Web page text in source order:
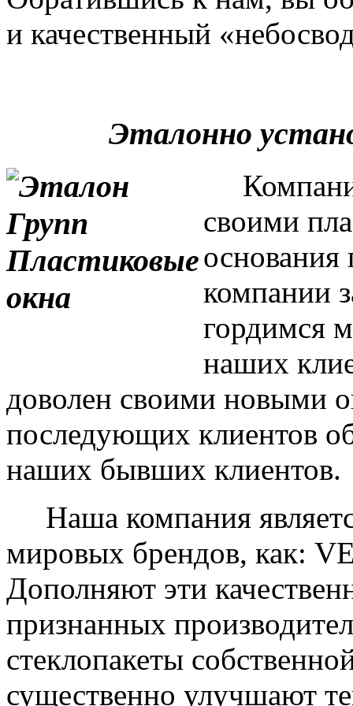
и качественный
Эталонно
своими
основания
компании
гордимся
наших
доволен своими новыми
последующих клиентов
наших бывших клиентов.
Наша компания
мировых брендов, как:
Дополняют эти
признанных
стеклопакеты
существенно улучшают